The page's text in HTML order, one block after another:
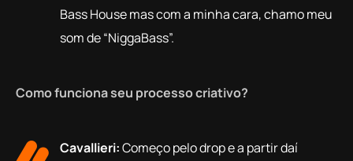
Bass House mas com a minha cara, chamo meu
som de “NiggaBass”.
Como funciona seu processo criativo?
Cavallieri:Começo pelo drop e a partir daí